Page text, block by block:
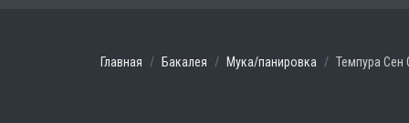
Главная Бакалея Мука/панировка Темпура Сен